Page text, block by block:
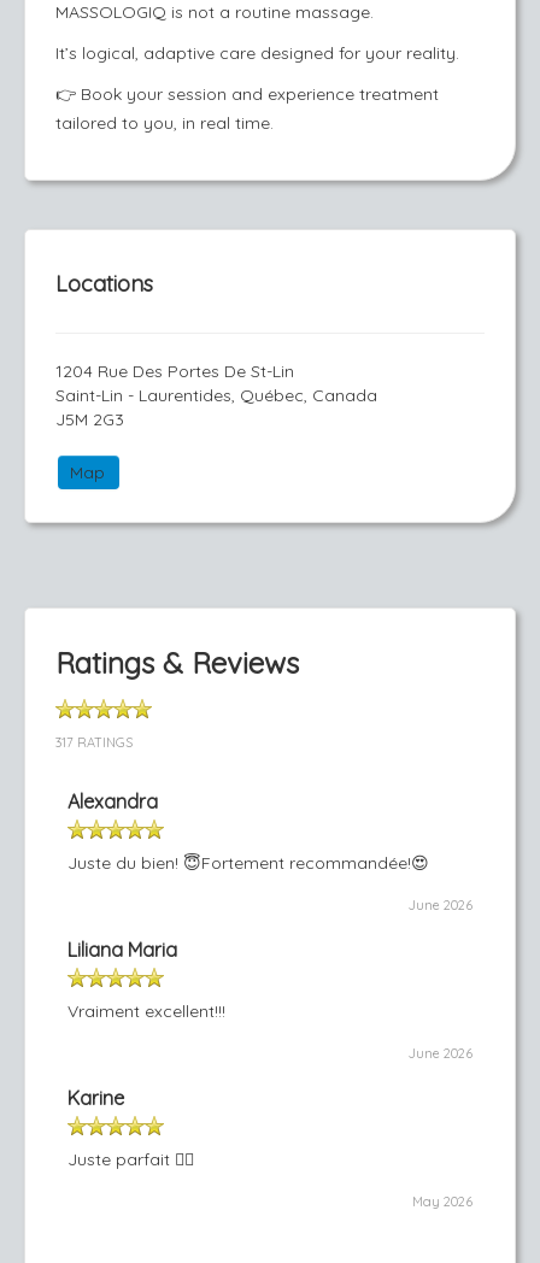
MASSOLOGIQ is not a routine massage.
It’s logical, adaptive care designed for your reality.
👉 Book your session and experience treatment
tailored to you, in real time.
Locations
1204 Rue Des Portes De St-Lin
Saint-Lin - Laurentides, Québec, Canada
J5M 2G3
Map
Ratings & Reviews
317 RATINGS
Alexandra
Juste du bien! 😇Fortement recommandée!😍
June 2026
Liliana Maria
Vraiment excellent!!!
June 2026
Karine
Juste parfait 👌🏻
May 2026